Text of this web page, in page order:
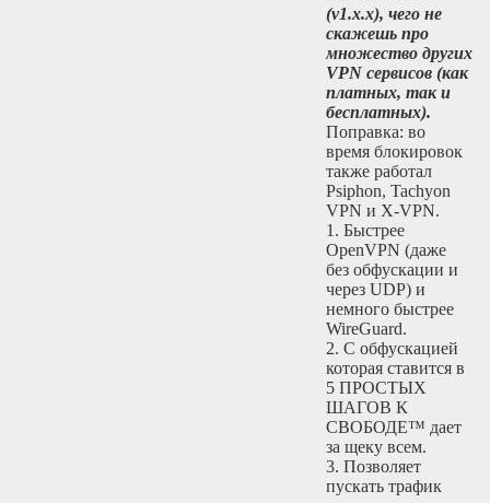
(v1.x.x), чего не
скажешь про
множество других
VPN сервисов (как
платных, так и
бесплатных).
Поправка: во
время блокировок
также работал
Psiphon, Tachyon
VPN и X-VPN.
1. Быстрее
OpenVPN (даже
без обфускации и
через UDP) и
немного быстрее
WireGuard.
2. С обфускацией
которая ставится в
5 ПРОСТЫХ
ШАГОВ К
СВОБОДЕ™ дает
за щеку всем.
3. Позволяет
пускать трафик